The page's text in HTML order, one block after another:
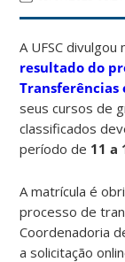
A UFSC
resultado do
Transferências
seus cursos de
classificados
período de 11 a
A matrícula é
processo de
Coordenadoria
a solicitação